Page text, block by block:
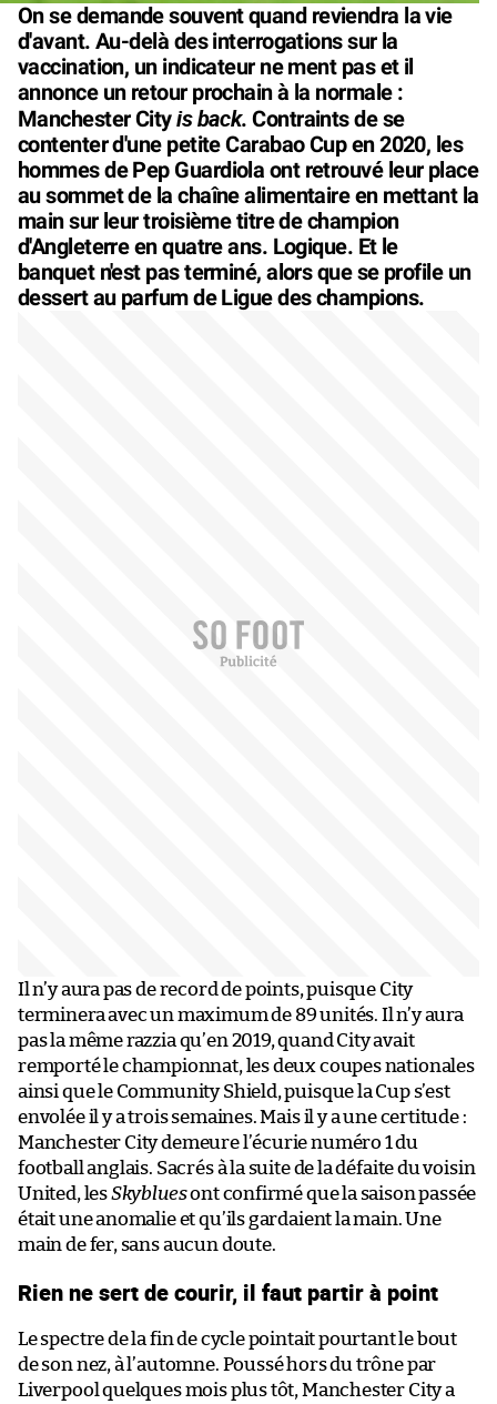
On se demande souvent quand reviendra la vie
d'avant. Au-delà des interrogations sur la
vaccination, un indicateur ne ment pas et il
annonce un retour prochain à la normale :
Manchester Cityis back. Contraints de se
contenter d'une petite Carabao Cup en 2020, les
hommes de Pep Guardiola ont retrouvé leur place
au sommet de la chaîne alimentaire en mettant la
main sur leur troisième titre de champion
d'Angleterre en quatre ans. Logique. Et le
banquet n'est pas terminé, alors que se profile un
dessert au parfum de Ligue des champions.
Il n’y aura pas de record de points, puisque City
terminera avec un maximum de 89 unités. Il n’y aura
pas la même razzia qu’en 2019, quand City avait
remporté le championnat, les deux coupes nationales
ainsi que le Community Shield, puisque la Cup s’est
envolée il y a trois semaines. Mais il y a une certitude :
Manchester City demeure l’écurie numéro 1 du
football anglais. Sacrés à la suite de la défaite du voisin
United, lesSkybluesont confirmé que la saison passée
était une anomalie et qu’ils gardaient la main. Une
main de fer, sans aucun doute.
Rien ne sert de courir, il faut partir à point
Le spectre de la fin de cycle pointait pourtant le bout
de son nez, à l’automne. Poussé hors du trône par
Liverpool quelques mois plus tôt, Manchester City a